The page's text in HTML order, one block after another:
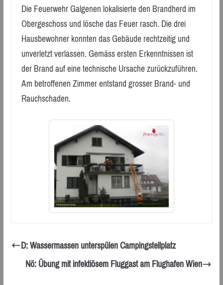
Die Feuerwehr Galgenen lokalisierte den Brandherd im
Obergeschoss und lösche das Feuer rasch. Die drei
Hausbewohner konnten das Gebäude rechtzeitig und
unverletzt verlassen. Gemäss ersten Erkenntnissen ist
der Brand auf eine technische Ursache zurückzuführen.
Am betroffenen Zimmer entstand grosser Brand- und
Rauchschaden.
D: Wassermassen unterspülen Campingstellplatz
Nö: Übung mit infektiösem Fluggast am Flughafen Wien